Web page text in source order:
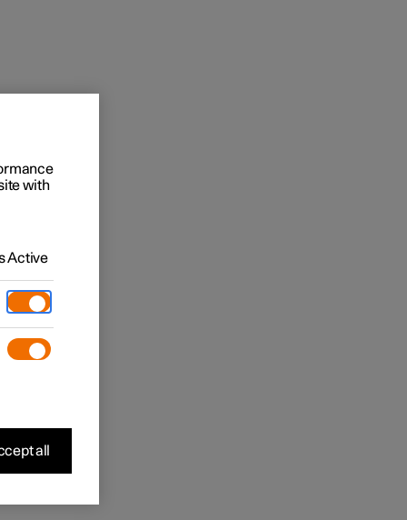
with
Active
all